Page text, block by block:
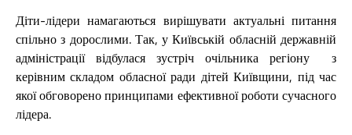
Діти-лідери намагаються вирішувати актуальні питання
спільно з дорослими. Так, у Київській обласній державній
адміністрації відбулася зустріч очільника регіону з
керівним складом обласної ради дітей Київщини, під час
якої обговорено принципами ефективної роботи сучасного
лідера.